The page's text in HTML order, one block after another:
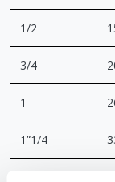
1/2
3/4
1
1”1/4